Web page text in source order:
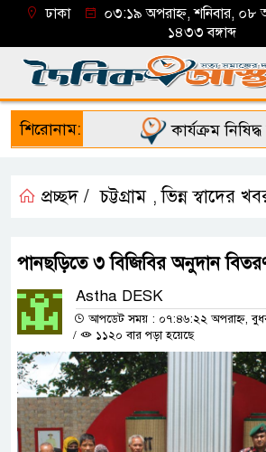
ঢাকা
০৩:১৯ অপরাহ্ন, শনিবার, ০৮
১৪৩৩ বঙ্গাব্দ
শিরোনাম: কার্যক্রম নিষিদ্ধ
প্রচ্ছদ / চট্টগ্রাম ,ভিন্ন স্বাদের
পানছড়িতে ৩ বিজিবির অনুদান
Astha DESK
আপডেট সময় : ০৭:৪৬:২২ অপরাহ্ন,
/
১১২০ বার পড়া হয়েছে